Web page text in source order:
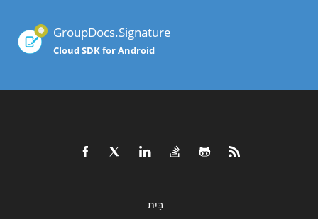
GroupDocs.Signature
Cloud SDK for Android
בַּיִת